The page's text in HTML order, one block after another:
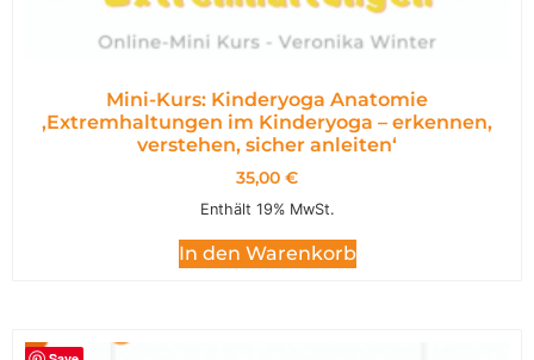
Mini-Kurs: Kinderyoga Anatomie
,Extremhaltungen im Kinderyoga – erkennen,
verstehen, sicher anleiten‘
35,00 €
Enthält 19% MwSt.
In den Warenkorb